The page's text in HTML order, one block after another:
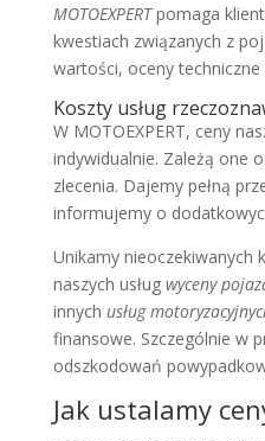
MOTOEXPERTpomaga
kwestiach związanych z
wartości, oceny
Koszty usług
W MOTOEXPERT, ceny
indywidualnie. Zależą one
zlecenia. Dajemy pełną
informujemy o
Unikamy nieoczekiwanych
naszych usług wyceny
innych usług
finansowe. Szczególnie w
odszkodowań
Jak ustalamy